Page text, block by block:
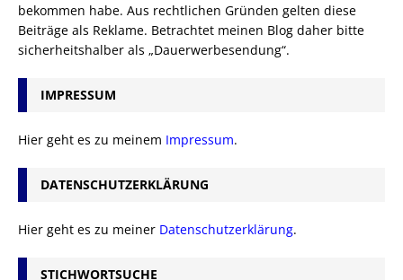
bekommen habe. Aus rechtlichen Gründen gelten diese
Beiträge als Reklame. Betrachtet meinen Blog daher bitte
sicherheitshalber als „Dauerwerbesendung“.
IMPRESSUM
Hier geht es zu meinem Impressum.
DATENSCHUTZERKLÄRUNG
Hier geht es zu meiner Datenschutzerklärung.
STICHWORTSUCHE